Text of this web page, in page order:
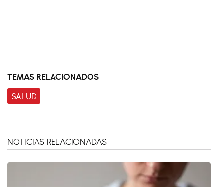
TEMAS RELACIONADOS
SALUD
NOTICIAS RELACIONADAS